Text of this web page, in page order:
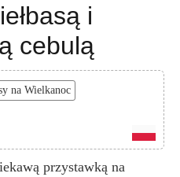
i
cebulą
na Wielkanoc
przystawką na